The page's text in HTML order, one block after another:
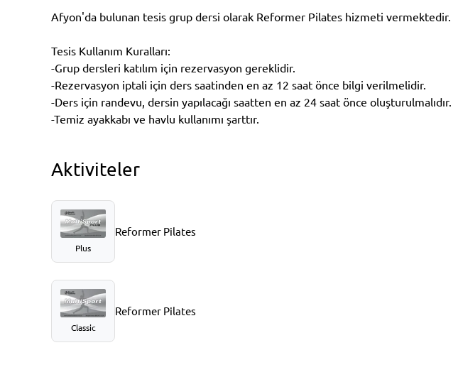
Afyon'da bulunan tesis grup dersi olarak Reformer Pilates hizmeti vermektedir.
Tesis Kullanım Kuralları:
-Grup dersleri katılım için rezervasyon gereklidir.
-Rezervasyon iptali için ders saatinden en az 12 saat önce bilgi verilmelidir.
-Ders için randevu, dersin yapılacağı saatten en az 24 saat önce oluşturulmalıdır.
-Temiz ayakkabı ve havlu kullanımı şarttır.
Aktiviteler
Plus
Reformer Pilates
Classic
Reformer Pilates